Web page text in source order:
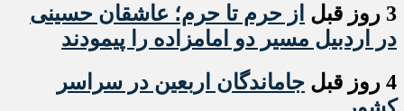
3 روز قبل
از حرم تا حرم؛ عاشقان حسینی
در اردبیل مسیر دو امامزاده را پیمودند
4 روز قبل
جاماندگان اربعین در سراسر